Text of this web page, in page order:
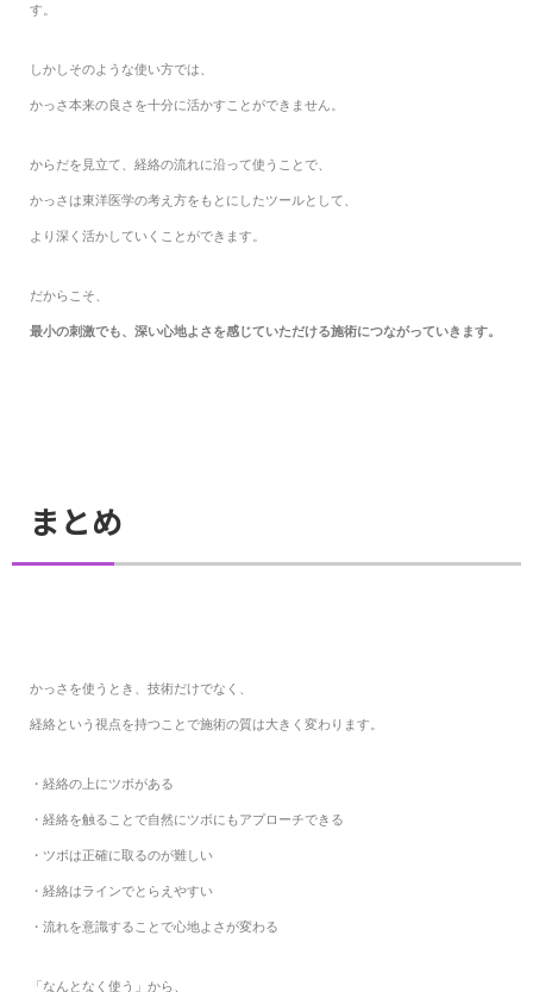
す。
しかしそのような使い方では、
かっさ本来の良さを十分に活かすことができません。
からだを見立て、経絡の流れに沿って使うことで、
かっさは東洋医学の考え方をもとにしたツールとして、
より深く活かしていくことができます。
だからこそ、
最小の刺激でも、深い心地よさを感じていただける施術につながっていきます。
まとめ
かっさを使うとき、技術だけでなく、
経絡という視点を持つことで施術の質は大きく変わります。
・経絡の上にツボがある
・経絡を触ることで自然にツボにもアプローチできる
・ツボは正確に取るのが難しい
・経絡はラインでとらえやすい
・流れを意識することで心地よさが変わる
「なんとなく使う」から、